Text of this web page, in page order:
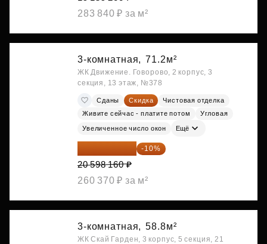
283 840 ₽ за м²
3-комнатная, 71.2м²
ЖК Движение. Говорово, 2 корпус, 3
секция, 13 этаж, №378
Сданы Скидка
Чистовая отделка
Живите сейчас - платите потом
Угловая
Увеличенное число окон Ещё
18 538 344 ₽ -10%
20 598 160 ₽
260 370 ₽ за м²
3-комнатная, 58.8м²
ЖК Скай Гарден, 3 корпус, 5 секция, 21